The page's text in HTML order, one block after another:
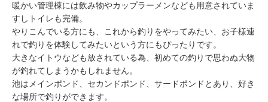
暖かい管理棟には飲み物やカップラーメンなども用意されていま
すしトイレも完備。
やりこんでいる方にも、これから釣りをやってみたい、お子様連
れで釣りを体験してみたいという方にもぴったりです。
大きなイトウなども放されている為、初めての釣りで思わぬ大物
が釣れてしまうかもしれません。
池はメインポンド、セカンドポンド、サードポンドとあり、好き
な場所で釣りができます。